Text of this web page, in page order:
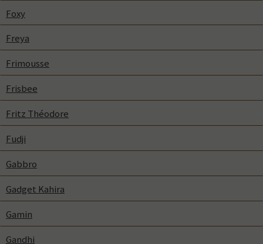
Foxy
Freya
Frimousse
Frisbee
Fritz Théodore
Fudji
Gabbro
Gadget Kahira
Gamin
Gandhi